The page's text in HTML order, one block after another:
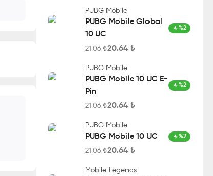
PUBG Mobile
PUBG Mobile Global
10 UC
%2
21.06₺20.64 ₺
PUBG Mobile
PUBG Mobile 10 UC E-
Pin
%2
21.06₺20.64 ₺
PUBG Mobile
PUBG Mobile 10 UC %2
21.06₺20.64 ₺
Mobile Legends